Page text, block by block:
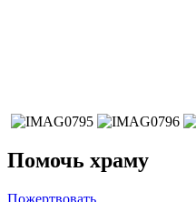
Помочь храму
Пожертвовать